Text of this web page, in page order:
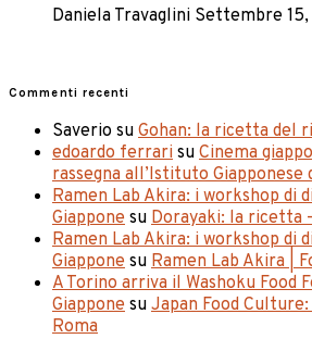
Daniela Travaglini Settembre
Commenti recenti
Saverio su Gohan: la ricetta del
edoardo ferrari su Cinema
rassegna all’Istituto Giapponese
Ramen Lab Akira: i workshop di
Giappone su Dorayaki: la ricetta
Ramen Lab Akira: i workshop di
Giappone su Ramen Lab Akira |
A Torino arriva il Washoku Food
Giappone su Japan Food
Roma